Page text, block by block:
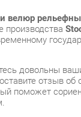
довольны вашим
отзыв об
поможет
и через